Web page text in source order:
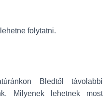
folytatni.
Bledtől távolabbi
Milyenek lehetnek most